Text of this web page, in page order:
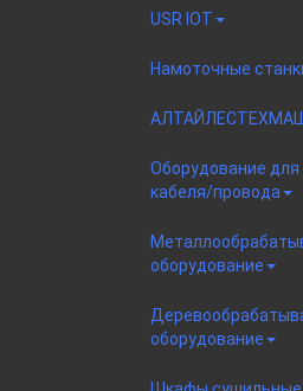
USR IOT
Намоточные
Оборудование для
кабеля/провода
оборудование
оборудование